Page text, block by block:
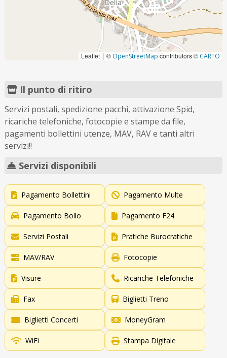
Leaflet | © OpenStreetMap contributors © CARTO
Il punto di ritiro
Servizi postali, spedizione pacchi, attivazione Spid,
ricariche telefoniche, fotocopie e stampe da file,
pagamenti bollettini utenze, MAV, RAV e tanti altri
servizi!!
Servizi disponibili
Pagamento Bollettini Pagamento Multe
Pagamento Bollo Pagamento F24
Servizi Postali Pratiche Burocratiche
MAV/RAV Fotocopie
Visure Ricariche Telefoniche
Fax Biglietti Treno
Biglietti Concerti MoneyGram
WiFi Stampa Digitale